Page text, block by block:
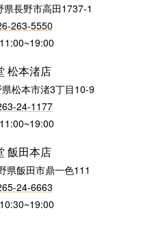
長野市高田1737-1
263-5550
松本渚店
松本市渚3丁目10-9
24-1177
飯田本店
県飯田市鼎一色111
24-6663